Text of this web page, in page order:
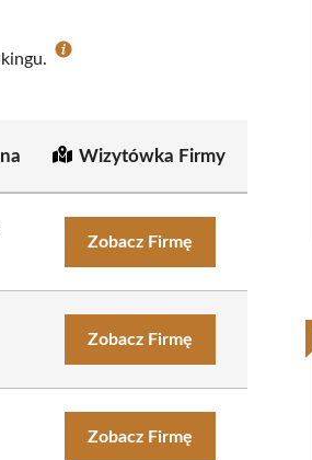
Wizytówka Firmy
Zobacz Firmę
Zobacz Firmę
Zobacz Firmę